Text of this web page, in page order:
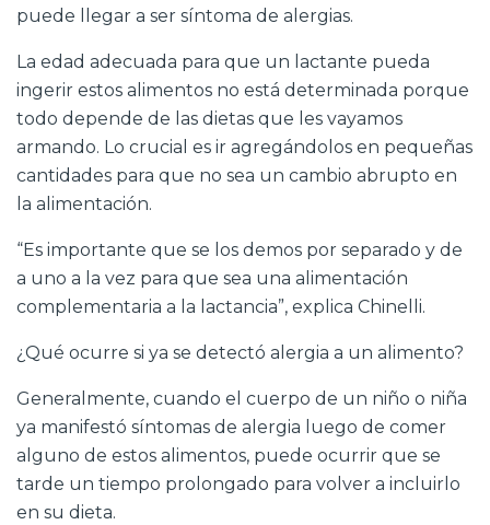
puede llegar a ser síntoma de alergias.
La edad adecuada para que un lactante pueda
ingerir estos alimentos no está determinada porque
todo depende de las dietas que les vayamos
armando. Lo crucial es ir agregándolos en pequeñas
cantidades para que no sea un cambio abrupto en
la alimentación.
“Es importante que se los demos por separado y de
a uno a la vez para que sea una alimentación
complementaria a la lactancia”, explica Chinelli.
¿Qué ocurre si ya se detectó alergia a un alimento?
Generalmente, cuando el cuerpo de un niño o niña
ya manifestó síntomas de alergia luego de comer
alguno de estos alimentos, puede ocurrir que se
tarde un tiempo prolongado para volver a incluirlo
en su dieta.